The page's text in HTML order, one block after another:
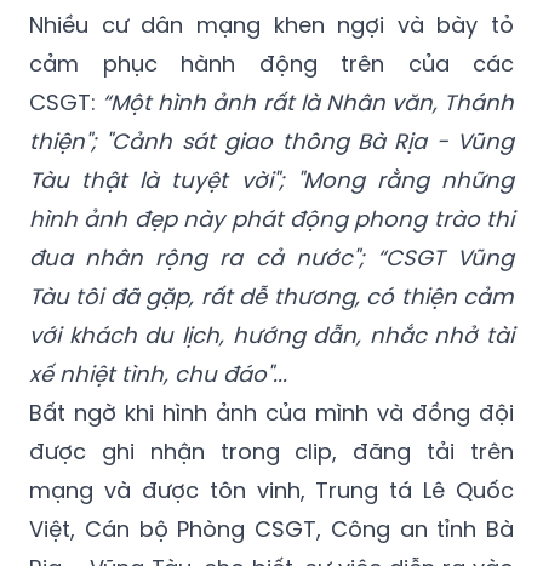
CSGT: “Một hình ảnh rất là Nhân văn, Thánh
thiện"; "Cảnh sát giao thông Bà Rịa - Vũng
Tàu thật là tuyệt vời"; "Mong rằng những
hình ảnh đẹp này phát động phong trào thi
đua nhân rộng ra cả nước"; “CSGT Vũng
Tàu tôi đã gặp, rất dễ thương, có thiện cảm
với khách du lịch, hướng dẫn, nhắc nhở tài
xế nhiệt tình, chu đáo"...
Bất ngờ khi hình ảnh của mình và đồng đội
được ghi nhận trong clip, đăng tải trên
mạng và được tôn vinh, Trung tá Lê Quốc
Việt, Cán bộ Phòng CSGT, Công an tỉnh Bà
Rịa – Vũng Tàu, cho biết, sự việc diễn ra vào
chiều muộn một ngày cuối tháng 12/2018, tại